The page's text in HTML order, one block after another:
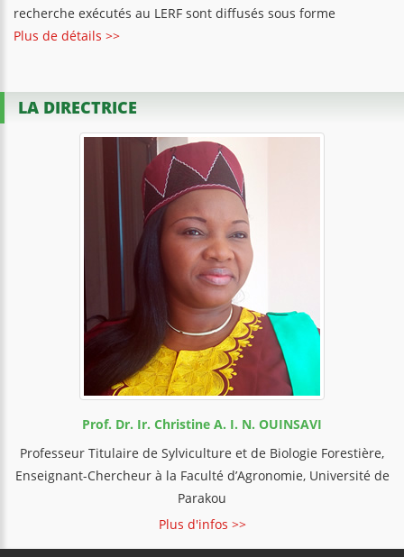
recherche exécutés au LERF sont diffusés sous forme
Plus de détails >>
LA DIRECTRICE
Prof. Dr. Ir. Christine A. I. N. OUINSAVI
Professeur Titulaire de Sylviculture et de Biologie Forestière,
Enseignant-Chercheur à la Faculté d’Agronomie, Université de
Parakou
Plus d'infos >>